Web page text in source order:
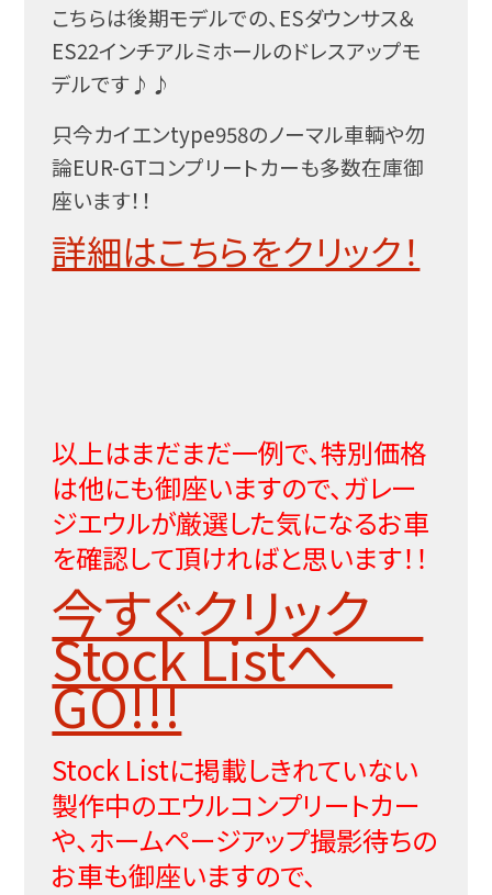
こちらは後期モデルでの、ESダウンサス＆
ES22インチアルミホールのドレスアップモ
デルです♪♪
只今カイエンtype958のノーマル車輌や勿
論EUR-GTコンプリートカーも多数在庫御
座います！！
詳細はこちらをクリック！
以上はまだまだ一例で、特別価格
は他にも御座いますので、ガレー
ジエウルが厳選した気になるお車
を確認して頂ければと思います！！
今すぐクリック
Stock Listへ
GO!!!
Stock Listに掲載しきれていない
製作中のエウルコンプリートカー
や、ホームページアップ撮影待ちの
お車も御座いますので、